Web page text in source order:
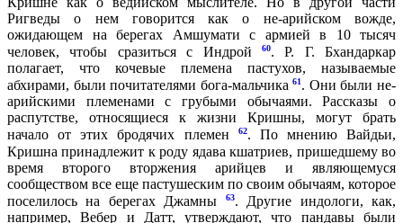
Ригведы о нем говорится как о не-арийском вожде,
ожидающем на берегах Амшумати с армией в 10 тысяч
человек, чтобы сразиться с Индрой
60. Р. Г. Бхандаркар
полагает, что кочевые племена пастухов, называемые
абхирами, были почитателями бога-мальчика61. Они были не-
арийскими племенами с грубыми обычаями. Рассказы о
распутстве, относящиеся к жизни Кришны, могут брать
начало от этих бродячих племен
62. По мнению Вайдьи,
Кришна принадлежит к роду ядава кшатриев, пришедшему во
время второго вторжения арийцев и являющемуся
сообществом все еще пастушеским по своим обычаям, которое
поселилось на берегах Джамны
63. Другие индологи, как,
например, Вебер и Датт, утверждают, что пандавы были